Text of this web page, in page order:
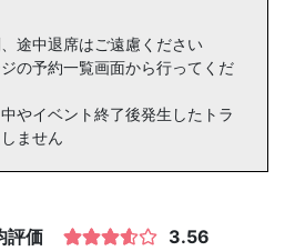
途中退席はご遠慮ください
の予約一覧画面から行ってくだ
やイベント終了後発生したトラ
ません
評価 3.56